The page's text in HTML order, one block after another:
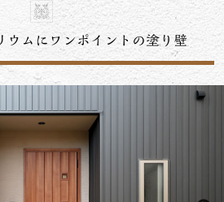
ウムにワンポイントの塗り壁